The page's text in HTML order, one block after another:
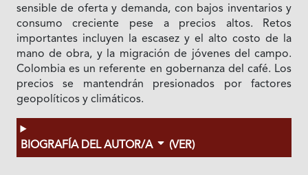
sensible de oferta y demanda, con bajos inventarios y
consumo creciente pese a precios altos. Retos
importantes incluyen la escasez y el alto costo de la
mano de obra, y la migración de jóvenes del campo.
Colombia es un referente en gobernanza del café. Los
precios se mantendrán presionados por factores
geopolíticos y climáticos.
BIOGRAFÍA DEL AUTOR/A (VER)